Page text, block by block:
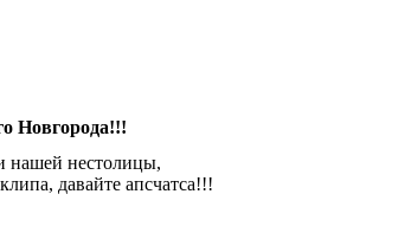
Новгорода!!!
нашей нестолицы,
давайте апсчатса!!!